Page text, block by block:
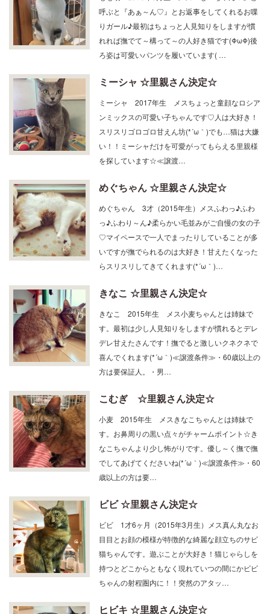
呼ぶと『あぁ～ん♡』とお返事をしてくれるお喋
りガール♪最初はちょっと人見知りをしますが慣
れれば撫でて～構って～の人好き猫です(ΦωΦ)後
ろ姿は可愛いパンツを履いています( …
ミーシャ ☆里親さん決定☆
ミーシャ 2017年生 メスちょっと童顔なロシア
ンミックスの可愛い子ちゃんです♡人は大好き！
スリスリゴロゴロ甘えん坊(*´ω｀)でも…猫は大嫌
い！！ミーシャだけを可愛がってもらえる里親様
を探しています☆≪譲渡…
めぐちゃん ☆里親さん決定☆
めぐちゃん 3才（2015年生）メスふわっ♪ふわ
っ♪ふわり～ん♪柔らかい毛並みがご自慢の女の子
♡マイペースで一人でまったりしていることが多
いですが撫でられるのは大好き！甘えたくなった
らスリスリしてきてくれます(*´ω｀)…
きなこ ☆里親さん決定☆
きなこ 2015年生 メス小麦ちゃんとは姉妹で
す。最初は少し人見知りをしますが慣れるとデレ
デレ甘えたさんです！撫でると激しいクネクネで
喜んでくれます(*´ω｀)≪譲渡条件≫・60歳以上の
方は要保証人。・男…
こむぎ ☆里親さん決定☆
小麦 2015年生 メスきなこちゃんとは姉妹で
す。お鼻周りの黒い点々がチャームポイント☆き
なこちゃんより少し怖がりです。優し～く撫で撫
でしてあげてくださいね(*´ω｀)≪譲渡条件≫・60
歳以上の方は要…
ビビ ☆里親さん決定☆
ビビ 1才6ヶ月（2015年3月生）メス真ん丸なお
目目とお顔の模様が特徴的な綺麗な顔立ちのサビ
猫ちゃんです。遊ぶことが大好き！猫じゃらしを
持つとどこからともなく現れていつの間にかビビ
ちゃんの射程圏内に！！突然のアタッ…